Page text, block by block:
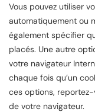
Vous pouvez utiliser
automatiquement ou
également spécifier
placés. Une autre
votre navigateur
chaque fois qu’un
ces options,
de votre navigateur.